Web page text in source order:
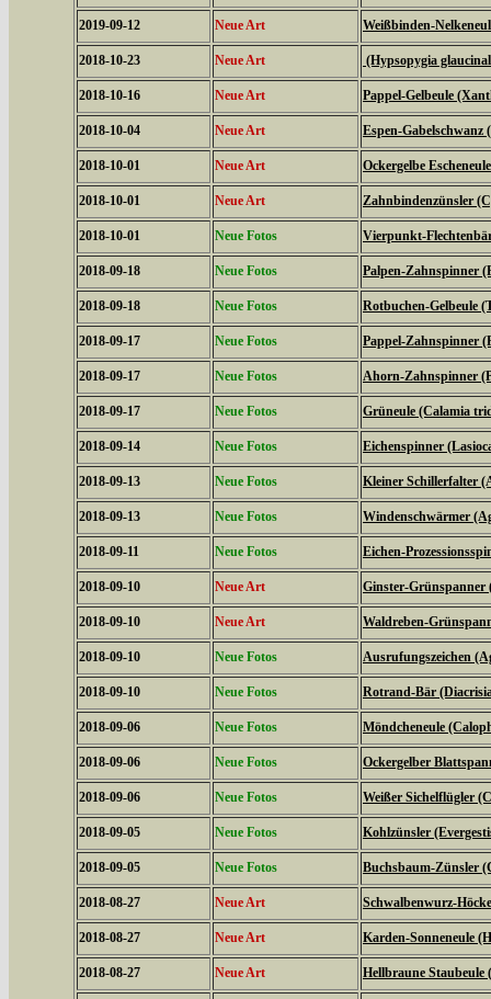
2019-09-12 Neue Art Weißbinden-
2018-10-23 Neue Art (Hypsopygia
2018-10-16 Neue Art Pappel-Gelbeule
2018-10-04 Neue Art Espen-Gabelschwanz
2018-10-01 Neue Art Ockergelbe
2018-10-01 Neue Art Zahnbindenzünsler
2018-10-01 Neue Fotos Vierpunkt-
2018-09-18 Neue Fotos Palpen-Zahnspinner
2018-09-18 Neue Fotos Rotbuchen-Gelbeule
2018-09-17 Neue Fotos Pappel-Zahnspinner
2018-09-17 Neue Fotos Ahorn-Zahnspinner
2018-09-17 Neue Fotos Grüneule (Calamia
2018-09-14 Neue Fotos Eichenspinner
2018-09-13 Neue Fotos Kleiner Schillerfalter
2018-09-13 Neue Fotos Windenschwärmer
2018-09-11 Neue Fotos Eichen-
2018-09-10 Neue Art Ginster-Grünspanner
2018-09-10 Neue Art Waldreben-
2018-09-10 Neue Fotos Ausrufungszeichen
2018-09-10 Neue Fotos Rotrand-Bär
2018-09-06 Neue Fotos Möndcheneule
2018-09-06 Neue Fotos Ockergelber
2018-09-06 Neue Fotos Weißer Sichelflügler
2018-09-05 Neue Fotos Kohlzünsler
2018-09-05 Neue Fotos Buchsbaum-Zünsler
2018-08-27 Neue Art Schwalbenwurz-
2018-08-27 Neue Art Karden-Sonneneule
2018-08-27 Neue Art Hellbraune